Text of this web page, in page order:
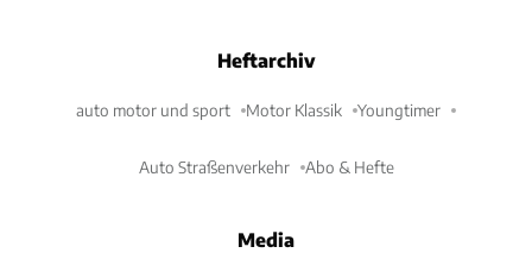
Heftarchiv
auto motor und sport Motor Klassik Youngtimer
Auto Straßenverkehr Abo & Hefte
Media